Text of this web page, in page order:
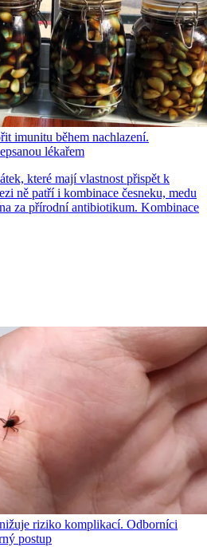
imunitu během nachlazení.
lékařem
které mají vlastnost přispět k
ně patří i kombinace česneku, medu
za přírodní antibiotikum. Kombinace
riziko komplikací. Odborníci
postup